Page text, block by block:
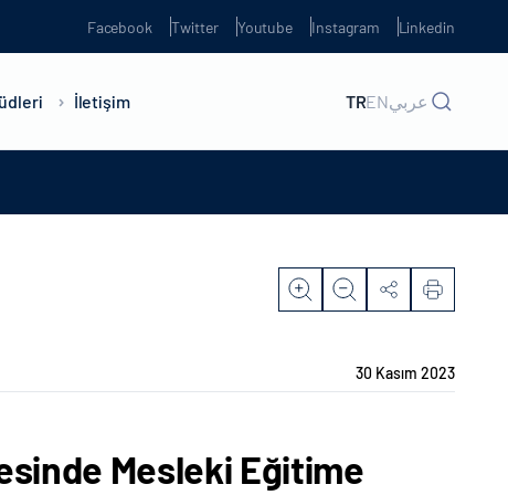
Facebook Twitter Youtube Instagram Linkedin
İletişim TRENعربي
30 Kasım 2023
Mesleki Eğitime